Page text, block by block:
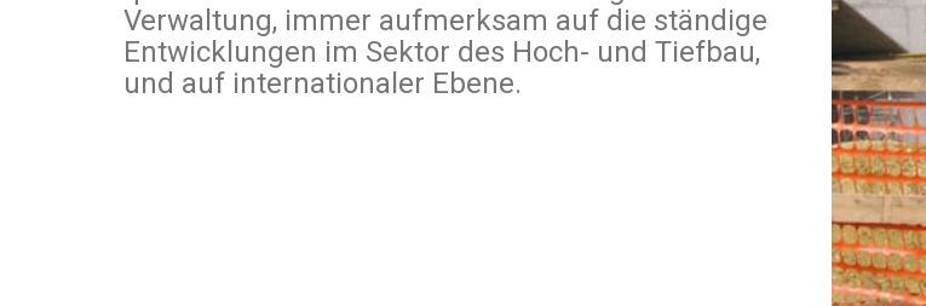
Verwaltung, immer aufmerksam auf die ständige
Entwicklungen im Sektor des Hoch- und Tiefbau,
und auf internationaler Ebene.